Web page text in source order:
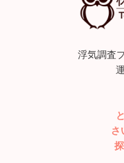
浮気調査
さ